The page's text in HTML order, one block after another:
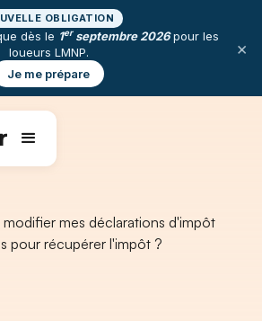
OBLIGATION
dès le 1erseptembre 2026pour les
loueurs LMNP.
Je me prépare
×
mes déclarations d'impôt
pour récupérer l'impôt ?